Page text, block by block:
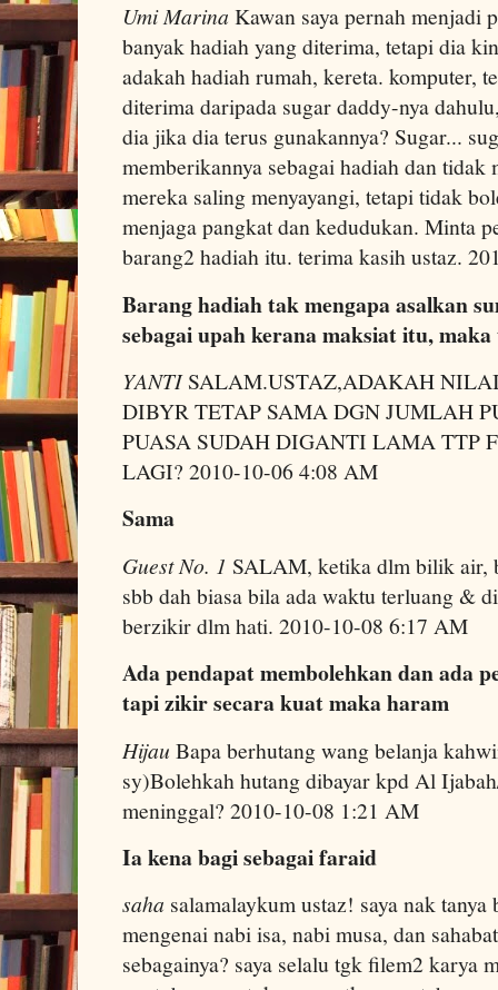
Umi Marina Kawan saya pernah menjadi
banyak hadiah yang diterima, tetapi dia
adakah hadiah rumah, kereta. komputer,
diterima daripada sugar daddy-nya
dia jika dia terus gunakannya? Sugar...
memberikannya sebagai hadiah dan tidak
mereka saling menyayangi, tetapi tidak
menjaga pangkat dan kedudukan. Minta
barang2 hadiah itu. terima kasih ustaz.
Barang hadiah tak mengapa asalkan
sebagai upah kerana maksiat itu,
YANTISALAM.USTAZ,ADAKAH
DIBYR TETAP SAMA DGN JUMLAH
PUASA SUDAH DIGANTI LAMA TTP
LAGI? 2010-10-06 4:08 AM
Sama
Guest No. 1 SALAM, ketika dlm bilik air,
sbb dah biasa bila ada waktu terluang &
berzikir dlm hati. 2010-10-08 6:17 AM
Ada pendapat membolehkan dan ada
tapi zikir secara kuat maka haram
Hijau Bapa berhutang wang belanja
sy)Bolehkah hutang dibayar kpd Al
meninggal? 2010-10-08 1:21 AM
Ia kena bagi sebagai faraid
saha salamalaykum ustaz! saya nak
mengenai nabi isa, nabi musa, dan
sebagainya? saya selalu tgk filem2 karya